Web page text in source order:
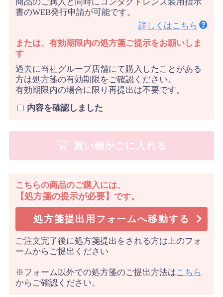
書のWEB発行申請が可能です。
詳しくはこちら
または、有効期限内の処方箋ご提示をお願いしま
す
過去に当社グループ店舗にて購入したことがある
方は処方箋の有効期限をご確認ください。
有効期限内の場合に限り再提出は不要です。
内容を確認しました
買い物かごに入れる
こちらの商品のご購入には、
【処方箋の提示が必要】 です。
処方箋提出用フォームへ移動する
ご注文完了後に処方箋提出をされる方は上のフォ
ームからご提出ください
※フォーム以外での処方箋のご提出方法はこちら
からご確認ください。